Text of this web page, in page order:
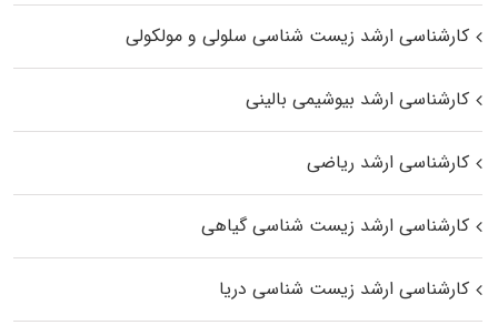
کارشناسی ارشد زیست شناسی سلولی و مولکولی
کارشناسی ارشد بیوشیمی بالینی
کارشناسی ارشد ریاضی
کارشناسی ارشد زیست‌ شناسی گیاهی
کارشناسی ارشد زیست‌ شناسی دریا